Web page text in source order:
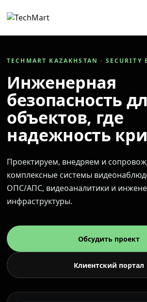
TECHMART KAZAKHSTAN · SECURITY
Инженерная
безопасность
объектов, где
надежность
Проектируем, внедряем и
комплексные системы
ОПС/АПС, видеоаналитики и
инфраструктуры.
Обсудить проект
Клиентский портал